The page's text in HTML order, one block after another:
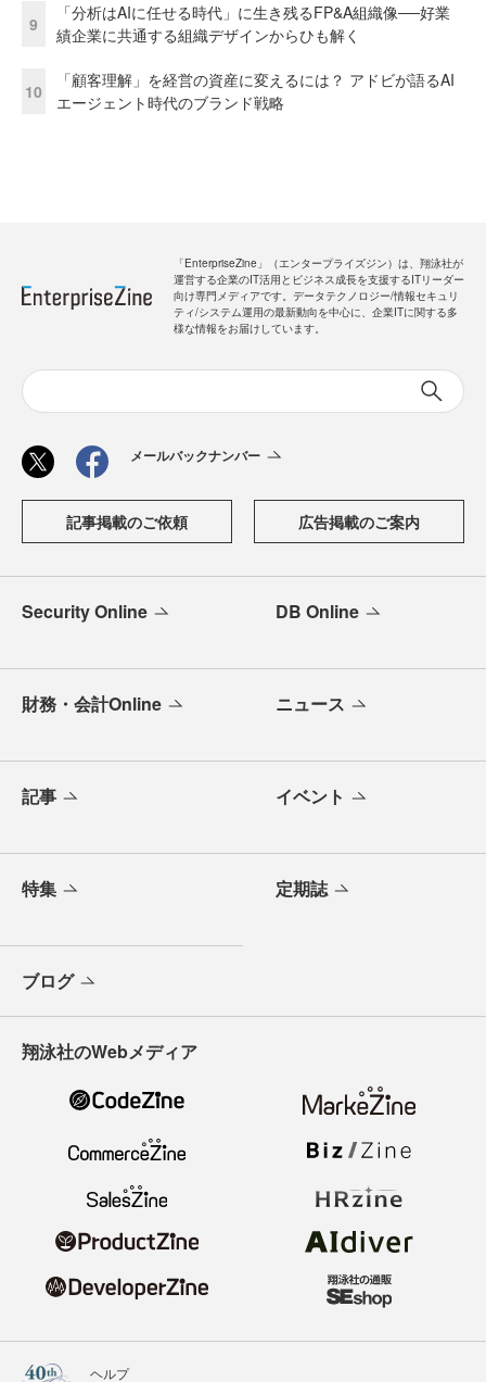
9
「分析はAIに任せる時代」に生き残るFP&A組織像──好業
績企業に共通する組織デザインからひも解く
10
「顧客理解」を経営の資産に変えるには？ アドビが語るAI
エージェント時代のブランド戦略
「EnterpriseZine」（エンタープライズジン）は、翔泳社が
運営する企業のIT活用とビジネス成長を支援するITリーダー
向け専門メディアです。データテクノロジー/情報セキュリ
ティ/システム運用の最新動向を中心に、企業ITに関する多
様な情報をお届けしています。
メールバックナンバー
記事掲載のご依頼 広告掲載のご案内
Security Online DB Online
財務・会計Online ニュース
記事 イベント
特集 定期誌
ブログ
翔泳社のWebメディア
ヘルプ